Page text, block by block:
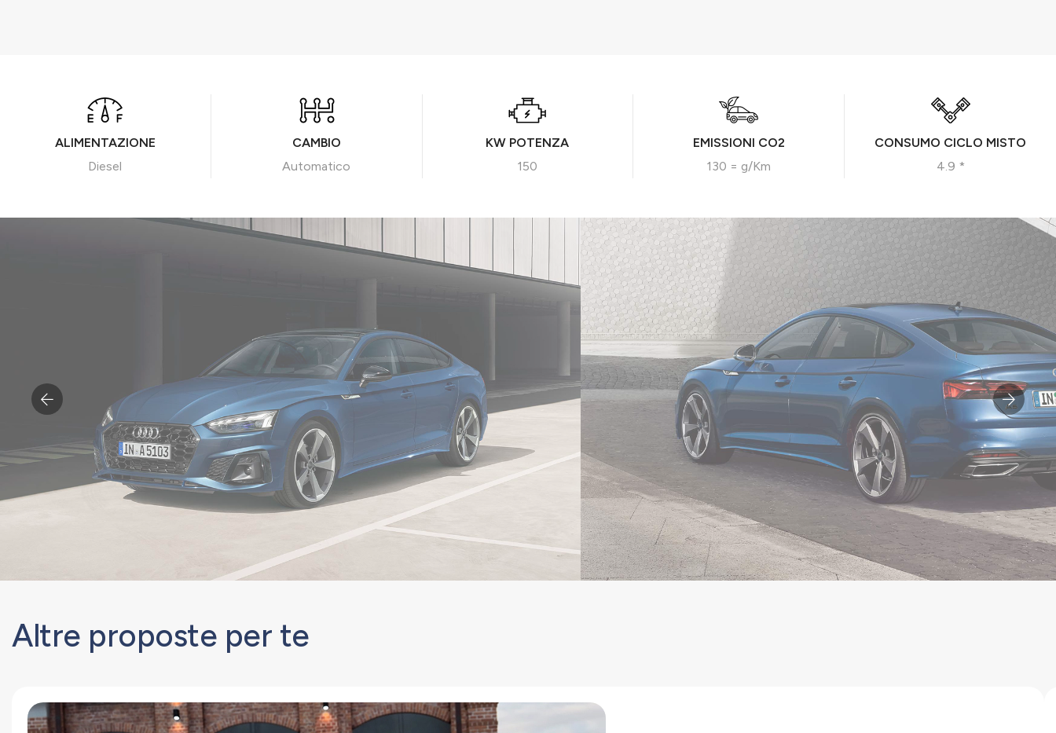
ALIMENTAZIONE
Diesel
CAMBIO
Automatico
KW POTENZA
150
EMISSIONI CO2
130 = g/Km
CONSUMO CICLO MISTO
4.9 *
Altre proposte per te